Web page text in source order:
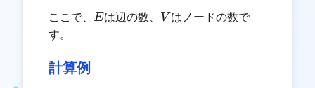
ここで、 E
Eは辺の数、 V
V はノードの数で
す。
計算例